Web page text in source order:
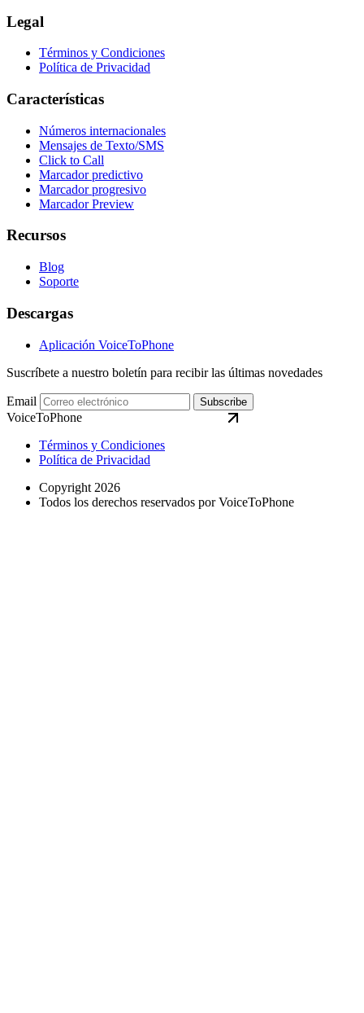
Legal
Términos y Condiciones
Política de Privacidad
Características
Números internacionales
Mensajes de Texto/SMS
Click to Call
Marcador predictivo
Marcador progresivo
Marcador Preview
Recursos
Blog
Soporte
Descargas
Aplicación VoiceToPhone
Suscríbete a nuestro boletín para recibir las últimas novedades
Email Subscribe
VoiceToPhone
Términos y Condiciones
Política de Privacidad
Copyright 2026
Todos los derechos reservados por VoiceToPhone